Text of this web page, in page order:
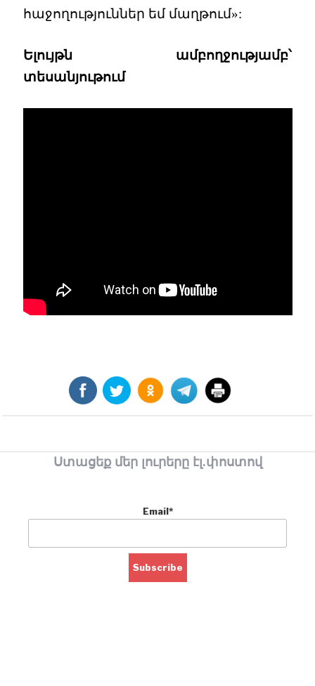
հաջողություններ եմ մաղթում»:
Ելույթն ամբողջությամբ՝
տեսանյութում
Ստացեք մեր լուրերը էլ.փոստով
Email*